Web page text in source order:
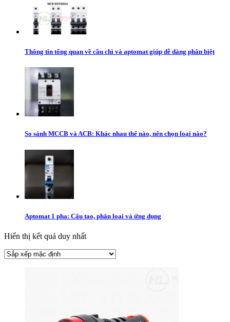
Thông tin tổng quan về cầu chì và aptomat giúp dễ dàng phân biệt
So sánh MCCB và ACB: Khác nhau thế nào, nên chọn loại nào?
Aptomat 1 pha: Cấu tạo, phân loại và ứng dụng
Hiển thị kết quả duy nhất